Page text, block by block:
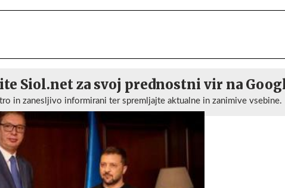
Siol.net za svoj prednostni vir na
in zanesljivo informirani ter spremljajte aktualne in zanimive vsebine.